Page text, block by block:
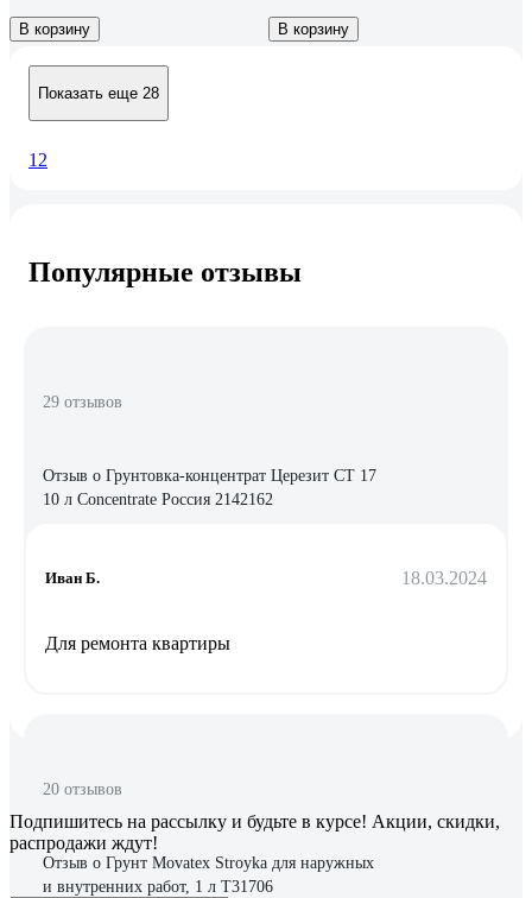
В корзину В корзину
Показать еще 28
1 2
Популярные отзывы
29 отзывов
Отзыв о Грунтовка-концентрат Церезит CT 17
10 л Concentrate Россия 2142162
Иван Б. 18.03.2024
Для ремонта квартиры
20 отзывов
Отзыв о Грунт Movatex Stroyka для наружных
и внутренних работ, 1 л Т31706
Подпишитесь на рассылку и будьте в курсе! Акции, скидки,
распродажи ждут!